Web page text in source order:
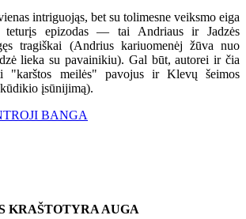
intriguojąs, bet su tolimesne veiksmo eiga
teturįs epizodas — tai Andriaus ir Jadzės
tragiškai (Andrius kariuomenėj žūva nuo
lieka su pavainikiu). Gal būt, autorei ir čia
"karštos meilės" pavojus ir Klevų šeimos
įsūnijimą).
BANGA
KRAŠTOTYRA AUGA